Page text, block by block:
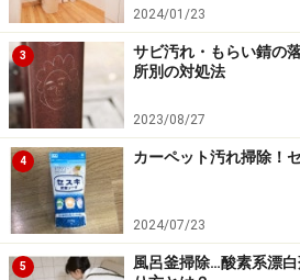
の際に家電の裏や収納の奥、コン
好みそうな「暗い」「狭い」「暖
点的にすることをおすすめします。
万が一、卵を見つけたときはゴ
し、ビニール袋などに入れて棒な
してしまうのがベスト。でも、潰
う場合は、熱湯をかけるという方
卵のあった場所はアルコール除菌
2024/01/23
3
サビ汚れ・もらい錆の
所別の対処法
2023/08/27
4 カーペット汚れ掃除！
2024/07/23
5
風呂釜掃除…酸素系漂